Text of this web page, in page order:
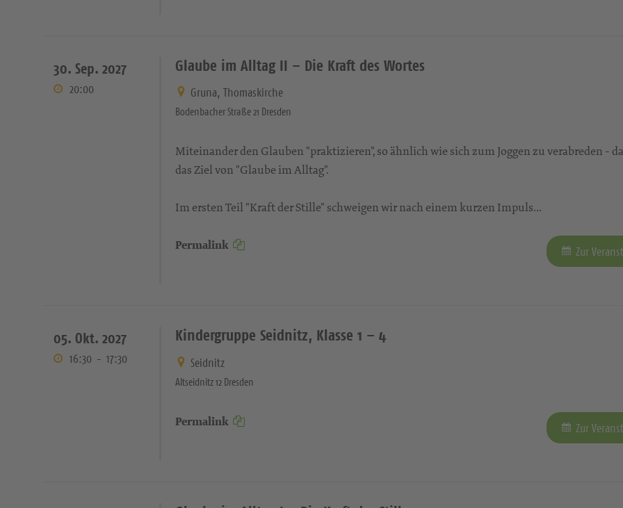
30. Sep. 2027
20:00
Glaube im Alltag II – Die Kraft des Wortes
Gruna, Thomaskirche
Bodenbacher Straße 21 Dresden
Miteinander den Glauben "praktizieren", so ähnlich wie sich zum Joggen zu verabreden -
das Ziel von "Glaube im Alltag".
Im ersten Teil "Kraft der Stille" schweigen wir nach einem kurzen Impuls...
Permalink Zur
05. Okt. 2027
16:30 - 17:30
Kindergruppe Seidnitz, Klasse 1 – 4
Seidnitz
Altseidnitz 12 Dresden
Permalink Zur